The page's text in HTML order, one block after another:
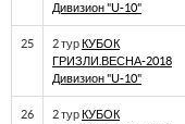
Дивизион "U-10"
25 2 турКУБОК
ГРИЗЛИ.ВЕСНА-2018
Дивизион "U-10"
26 2 турКУБОК